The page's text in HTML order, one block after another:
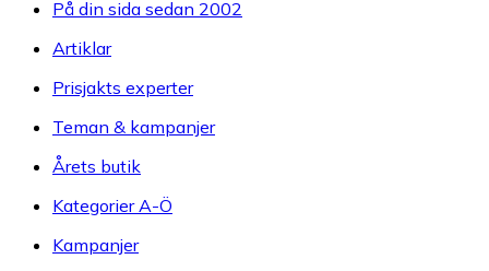
På din sida sedan 2002
Artiklar
Prisjakts experter
Teman & kampanjer
Årets butik
Kategorier A-Ö
Kampanjer